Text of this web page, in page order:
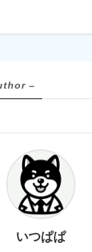
–
いつぱぱ